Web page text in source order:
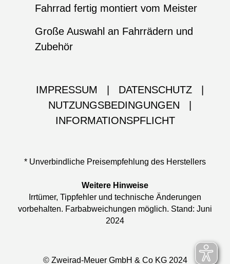
Fahrrad fertig montiert vom Meister
Große Auswahl an Fahrrädern und
Zubehör
IMPRESSUM DATENSCHUTZ
NUTZUNGSBEDINGUNGEN
INFORMATIONSPFLICHT
* Unverbindliche Preisempfehlung des Herstellers
Weitere Hinweise
Irrtümer, Tippfehler und technische Änderungen
vorbehalten. Farbabweichungen möglich. Stand: Juni
2024
© Zweirad-Meuer GmbH & Co KG 2024